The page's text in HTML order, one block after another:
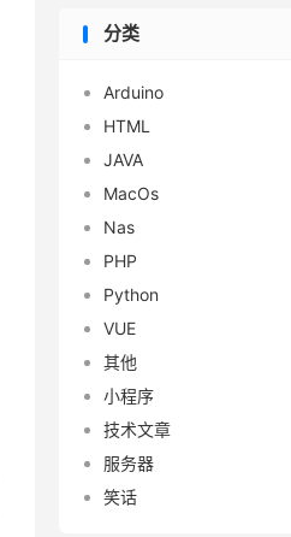
分类
Arduino
HTML
JAVA
MacOs
Nas
PHP
Python
VUE
其他
小程序
技术文章
服务器
笑话